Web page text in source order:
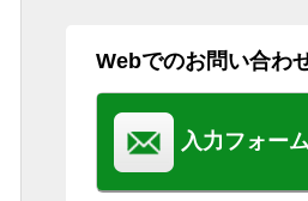
Webでのお問い合わ
入力フォー